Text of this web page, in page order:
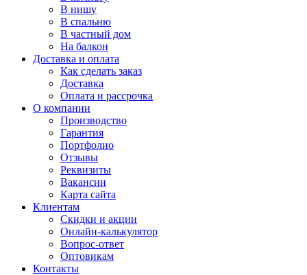
В нишу
В спальню
В частный дом
На балкон
Доставка и оплата
Как сделать заказ
Доставка
Оплата и рассрочка
О компании
Производство
Гарантия
Портфолио
Отзывы
Реквизиты
Вакансии
Карта сайта
Клиентам
Скидки и акции
Онлайн-калькулятор
Вопрос-ответ
Оптовикам
Контакты